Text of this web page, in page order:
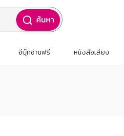
ค้นหา
อีบุ๊กอ่านฟรี หนังสือเสียง